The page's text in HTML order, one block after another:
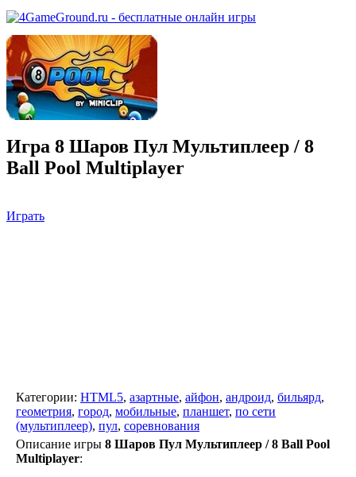
Игра 8 Шаров Пул Мультиплеер / 8
Ball Pool Multiplayer
Играть
Категории: HTML5, азартные, айфон, андроид, бильярд,
геометрия, город, мобильные, планшет, по сети
(мультиплеер), пул, соревнования
Описание игры 8 Шаров Пул Мультиплеер / 8 Ball Pool
Multiplayer: